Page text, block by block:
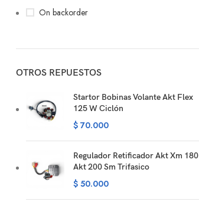
On backorder
OTROS REPUESTOS
Startor Bobinas Volante Akt Flex
125 W Ciclón
$ 70.000
Regulador Retificador Akt Xm 180
Akt 200 Sm Trifasico
$ 50.000